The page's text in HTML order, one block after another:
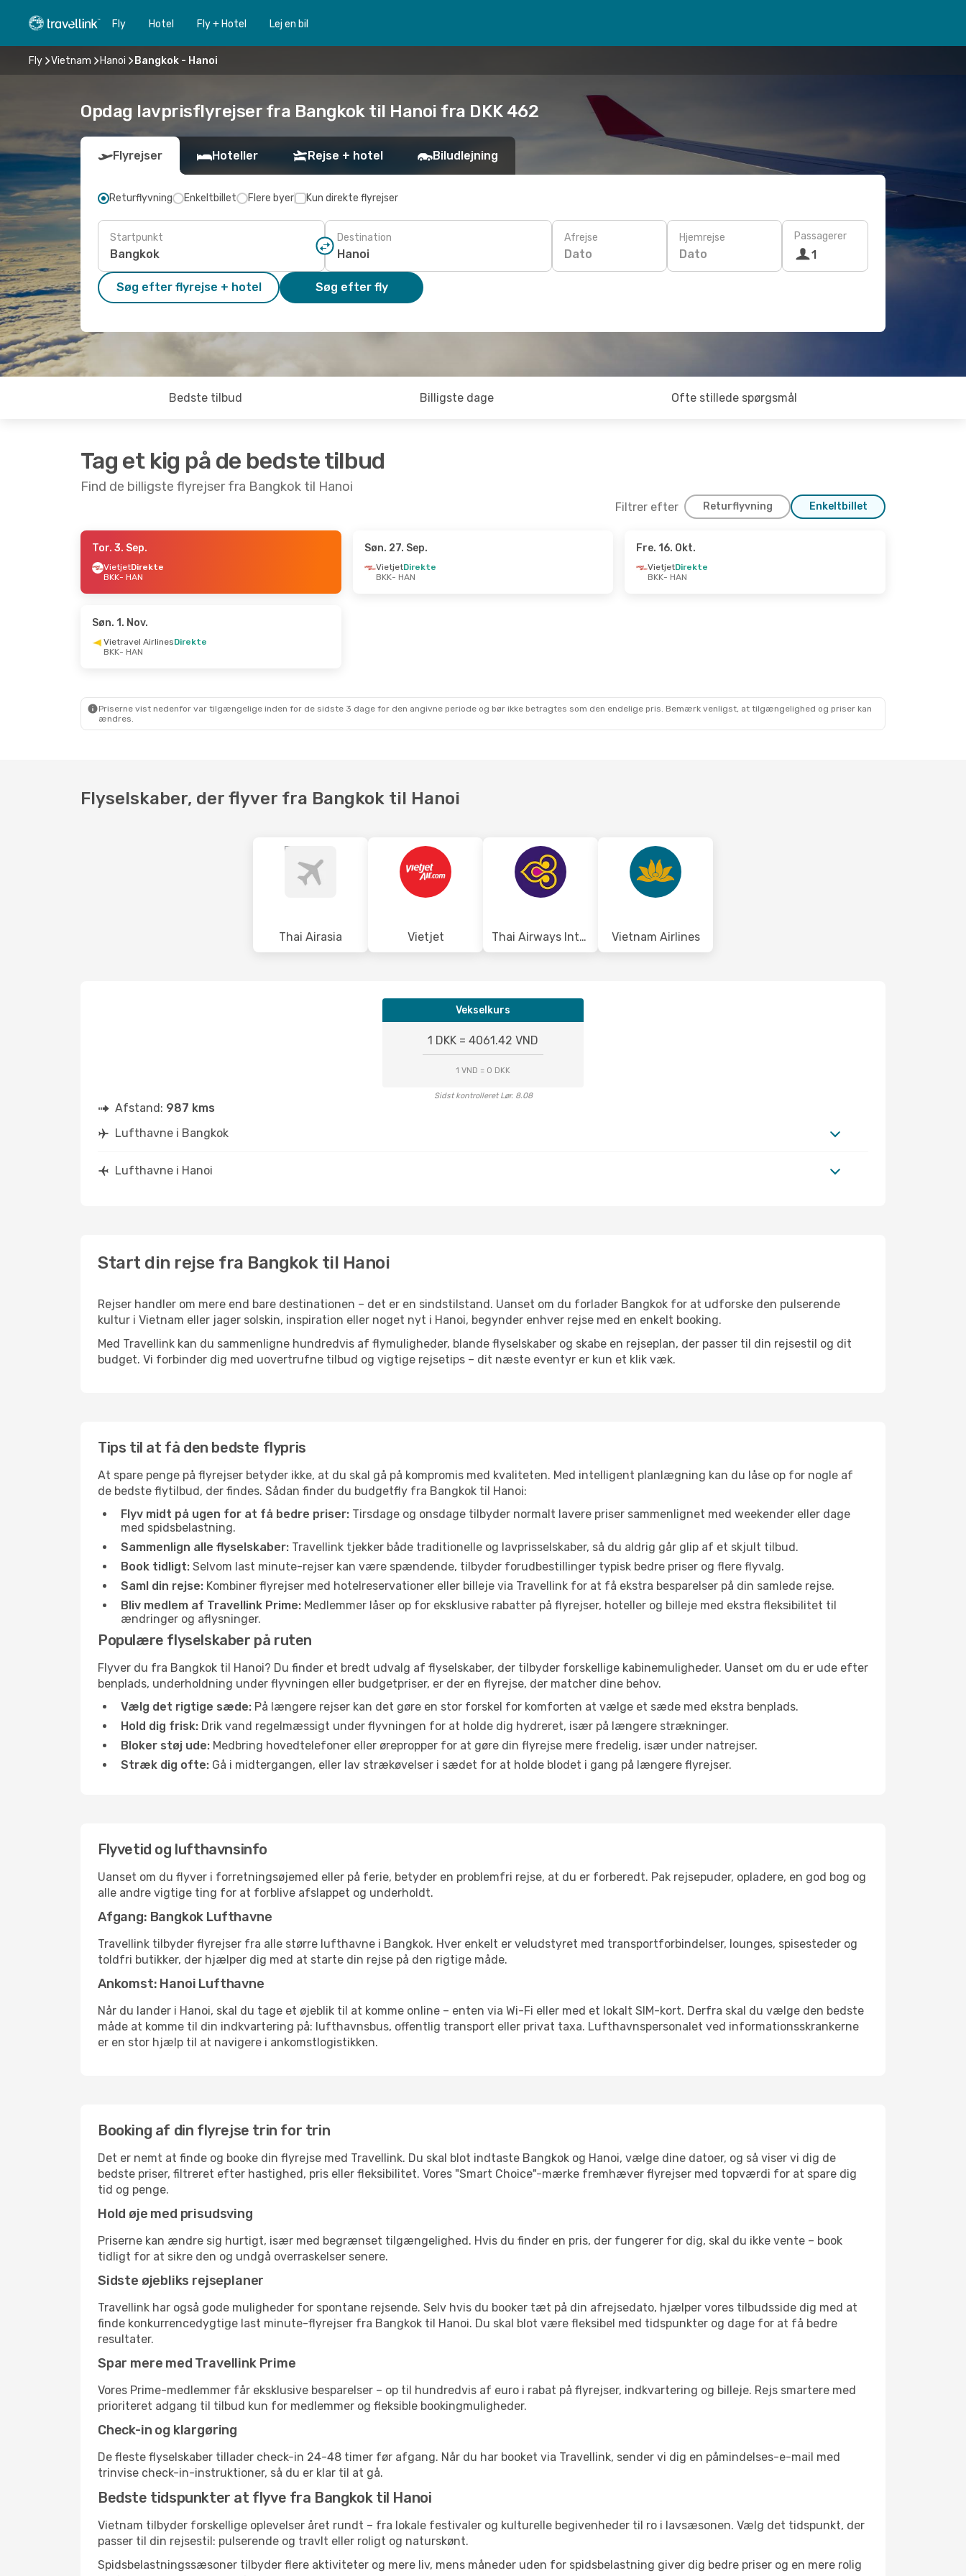
Fly Hotel Fly + Hotel Lej en bil
Fly Vietnam Hanoi Bangkok - Hanoi
Opdag lavprisflyrejser fra Bangkok til Hanoi fra DKK 462
Flyrejser Hoteller Rejse + hotel Biludlejning
Returflyvning Enkeltbillet Flere byer Kun direkte flyrejser
Startpunkt Destination Afrejse
Dato
Hjemrejse
Dato
Passagerer
1
Søg efter flyrejse + hotel Søg efter fly
Bedste tilbud Billigste dage Ofte stillede spørgsmål
Tag et kig på de bedste tilbud
Find de billigste flyrejser fra Bangkok til Hanoi
Filtrer efter Returflyvning Enkeltbillet
- Lør. 10. Okt.
- Fre. 25. Sep.
HAN
- BKK
Tor. 3. Sep.
VietjetDirekte
BKK- HAN
Søn. 27. Sep.
VietjetDirekte
BKK- HAN
Fre. 16. Okt.
VietjetDirekte
BKK- HAN
Søn. 1. Nov.
Vietravel AirlinesDirekte
BKK- HAN
Priserne vist nedenfor var tilgængelige inden for de sidste 3 dage for den angivne periode og bør ikke betragtes som den endelige pris. Bemærk venligst, at tilgængelighed og priser kan
ændres.
Flyselskaber, der flyver fra Bangkok til Hanoi
Thai Airasia Vietjet Thai Airways International Vietnam Airlines
Vekselkurs
1 DKK = 4061.42 VND
1 VND = 0 DKK
Sidst kontrolleret Lør. 8.08
Afstand: 987 kms
Lufthavne i Bangkok
Lufthavne i Hanoi
Start din rejse fra Bangkok til Hanoi
Rejser handler om mere end bare destinationen – det er en sindstilstand. Uanset om du forlader Bangkok for at udforske den pulserende
kultur i Vietnam eller jager solskin, inspiration eller noget nyt i Hanoi, begynder enhver rejse med en enkelt booking.
Med Travellink kan du sammenligne hundredvis af flymuligheder, blande flyselskaber og skabe en rejseplan, der passer til din rejsestil og dit
budget. Vi forbinder dig med uovertrufne tilbud og vigtige rejsetips – dit næste eventyr er kun et klik væk.
Tips til at få den bedste flypris
At spare penge på flyrejser betyder ikke, at du skal gå på kompromis med kvaliteten. Med intelligent planlægning kan du låse op for nogle af
de bedste flytilbud, der findes. Sådan finder du budgetfly fra Bangkok til Hanoi:
Flyv midt på ugen for at få bedre priser: Tirsdage og onsdage tilbyder normalt lavere priser sammenlignet med weekender eller dage
med spidsbelastning.
Sammenlign alle flyselskaber: Travellink tjekker både traditionelle og lavprisselskaber, så du aldrig går glip af et skjult tilbud.
Book tidligt: Selvom last minute-rejser kan være spændende, tilbyder forudbestillinger typisk bedre priser og flere flyvalg.
Saml din rejse: Kombiner flyrejser med hotelreservationer eller billeje via Travellink for at få ekstra besparelser på din samlede rejse.
Bliv medlem af Travellink Prime: Medlemmer låser op for eksklusive rabatter på flyrejser, hoteller og billeje med ekstra fleksibilitet til
ændringer og aflysninger.
Populære flyselskaber på ruten
Flyver du fra Bangkok til Hanoi? Du finder et bredt udvalg af flyselskaber, der tilbyder forskellige kabinemuligheder. Uanset om du er ude efter
benplads, underholdning under flyvningen eller budgetpriser, er der en flyrejse, der matcher dine behov.
Vælg det rigtige sæde: På længere rejser kan det gøre en stor forskel for komforten at vælge et sæde med ekstra benplads.
Hold dig frisk: Drik vand regelmæssigt under flyvningen for at holde dig hydreret, især på længere strækninger.
Bloker støj ude: Medbring hovedtelefoner eller ørepropper for at gøre din flyrejse mere fredelig, især under natrejser.
Stræk dig ofte: Gå i midtergangen, eller lav strækøvelser i sædet for at holde blodet i gang på længere flyrejser.
Flyvetid og lufthavnsinfo
Uanset om du flyver i forretningsøjemed eller på ferie, betyder en problemfri rejse, at du er forberedt. Pak rejsepuder, opladere, en god bog og
alle andre vigtige ting for at forblive afslappet og underholdt.
Afgang: Bangkok Lufthavne
Travellink tilbyder flyrejser fra alle større lufthavne i Bangkok. Hver enkelt er veludstyret med transportforbindelser, lounges, spisesteder og
toldfri butikker, der hjælper dig med at starte din rejse på den rigtige måde.
Ankomst: Hanoi Lufthavne
Når du lander i Hanoi, skal du tage et øjeblik til at komme online – enten via Wi-Fi eller med et lokalt SIM-kort. Derfra skal du vælge den bedste
måde at komme til din indkvartering på: lufthavnsbus, offentlig transport eller privat taxa. Lufthavnspersonalet ved informationsskrankerne
er en stor hjælp til at navigere i ankomstlogistikken.
Booking af din flyrejse trin for trin
Det er nemt at finde og booke din flyrejse med Travellink. Du skal blot indtaste Bangkok og Hanoi, vælge dine datoer, og så viser vi dig de
bedste priser, filtreret efter hastighed, pris eller fleksibilitet. Vores "Smart Choice"-mærke fremhæver flyrejser med topværdi for at spare dig
tid og penge.
Hold øje med prisudsving
Priserne kan ændre sig hurtigt, især med begrænset tilgængelighed. Hvis du finder en pris, der fungerer for dig, skal du ikke vente – book
tidligt for at sikre den og undgå overraskelser senere.
Sidste øjebliks rejseplaner
Travellink har også gode muligheder for spontane rejsende. Selv hvis du booker tæt på din afrejsedato, hjælper vores tilbudsside dig med at
finde konkurrencedygtige last minute-flyrejser fra Bangkok til Hanoi. Du skal blot være fleksibel med tidspunkter og dage for at få bedre
resultater.
Spar mere med Travellink Prime
Vores Prime-medlemmer får eksklusive besparelser – op til hundredvis af euro i rabat på flyrejser, indkvartering og billeje. Rejs smartere med
prioriteret adgang til tilbud kun for medlemmer og fleksible bookingmuligheder.
Check-in og klargøring
De fleste flyselskaber tillader check-in 24-48 timer før afgang. Når du har booket via Travellink, sender vi dig en påmindelses-e-mail med
trinvise check-in-instruktioner, så du er klar til at gå.
Bedste tidspunkter at flyve fra Bangkok til Hanoi
Vietnam tilbyder forskellige oplevelser året rundt – fra lokale festivaler og kulturelle begivenheder til ro i lavsæsonen. Vælg det tidspunkt, der
passer til din rejsestil: pulserende og travlt eller roligt og naturskønt.
Spidsbelastningssæsoner tilbyder flere aktiviteter og mere liv, mens måneder uden for spidsbelastning giver dig bedre priser og en mere rolig